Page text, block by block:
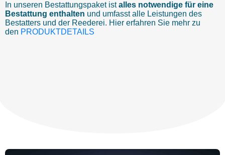
In unseren Bestattungspaket istalles notwendige für eine
Bestattung enthalten und umfasst alle Leistungen des
Bestatters und der Reederei. Hier erfahren Sie mehr zu
den PRODUKTDETAILS